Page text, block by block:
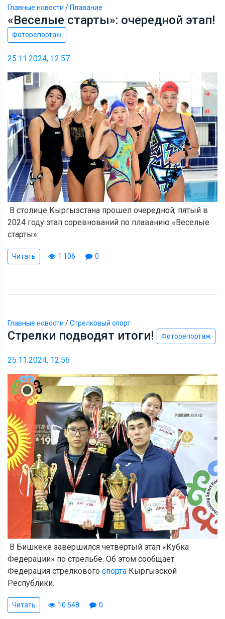
Главные новости / Плавание
«Веселые старты»: очередной этап!
Фоторепортаж
25.11.2024, 12:57
В столице Кыргызстана прошел очередной, пятый в
2024 году этап соревнований по плаванию «Веселые
старты».
Читать 1 106 0
Главные новости /Стрелковый спорт
Стрелки подводят итоги! Фоторепортаж
25.11.2024, 12:56
В Бишкеке завершился четвертый этап «Кубка
Федерации» по стрельбе. Об этом сообщает
Федерация стрелкового спорта Кыргызской
Республики.
Читать 10 548 0